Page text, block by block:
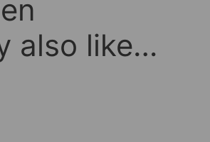
also like…